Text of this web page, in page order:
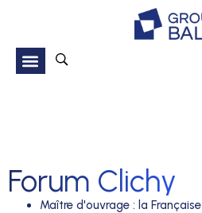
Forum Clichy
Maître d'ouvrage : la Française